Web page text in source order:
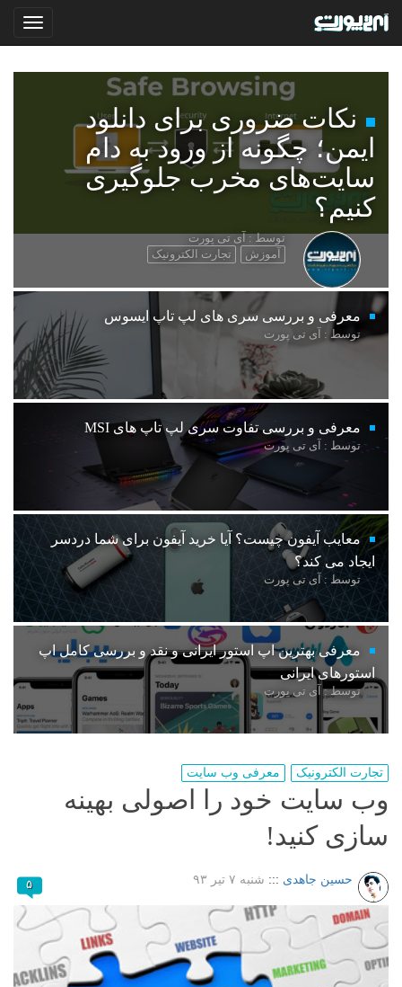
نکات ضروری برای دانلود
ایمن؛ چگونه از ورود به دام
سایت‌های مخرب جلوگیری
کنیم؟
توسط : آی تی پورت
آموزش
تجارت الکترونیک
معرفی و بررسی سری های لپ تاپ ایسوس
توسط : آی تی پورت
معرفی و بررسی تفاوت سری لپ تاپ های MSI
توسط : آی تی پورت
معایب آیفون چیست؟ آیا خرید آیفون برای شما دردسر
ایجاد می کند؟
توسط : آی تی پورت
معرفی بهترین اپ استور ایرانی و نقد و بررسی کامل اپ
استورهای ایرانی
توسط : آی تی پورت
تجارت الکترونیک معرفی وب سایت
وب سایت خود را اصولی بهینه
سازی کنید!
حسین جاهدی ::: شنبه ۷ تیر ۹۳ ۵